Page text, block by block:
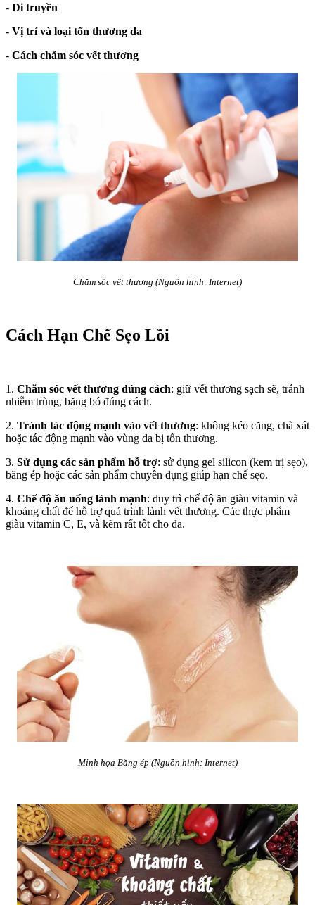
- Di truyền
- Vị trí và loại tổn thương da
- Cách chăm sóc vết thương
Chăm sóc vết thương (Nguồn hình: Internet)
Cách Hạn Chế Sẹo Lồi
1. Chăm sóc vết thương đúng cách: giữ vết thương sạch sẽ, tránh
nhiễm trùng, băng bó đúng cách.
2. Tránh tác động mạnh vào vết thương: không kéo căng, chà xát
hoặc tác động mạnh vào vùng da bị tổn thương.
3. Sử dụng các sản phẩm hỗ trợ: sử dụng gel silicon (kem trị sẹo),
băng ép hoặc các sản phẩm chuyên dụng giúp hạn chế sẹo.
4. Chế độ ăn uống lành mạnh: duy trì chế độ ăn giàu vitamin và
khoáng chất để hỗ trợ quá trình lành vết thương. Các thực phẩm
giàu vitamin C, E, và kẽm rất tốt cho da.
Minh họa Băng ép (Nguồn hình: Internet)